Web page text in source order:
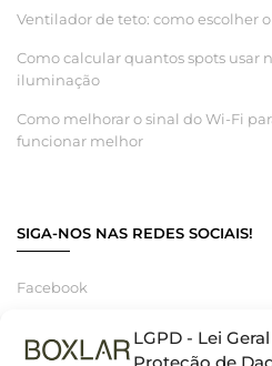
LGPD - Lei
Ventilador de teto: como escolher
Como calcular quantos spots usar
iluminação
Como melhorar o sinal do Wi-Fi
funcionar melhor
SIGA-NOS NAS REDES SOCIAIS!
Facebook
Linkedin